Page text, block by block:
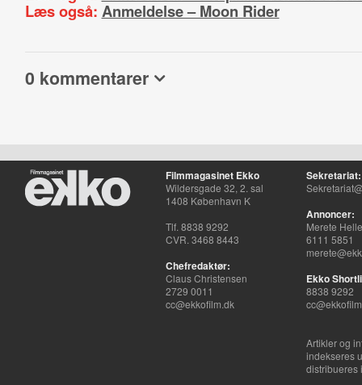
Læs også: Anmeldelse – Moon Rider
0 kommentarer
Filmmagasinet Ekko
Wildersgade 32, 2. sal
1408 København K
Tlf. 8838 9292
CVR. 3468 8443
Chefredaktør:
Claus Christensen
2729 0011
cc@ekkofilm.dk
Sekretariat:
Annoncer:
Merete
6111 5851
Ekko
8838 9292
Artikler og
indekseres
distribueres